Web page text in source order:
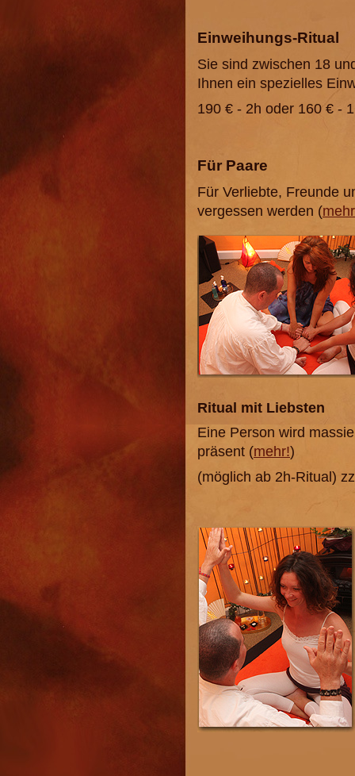
Einweihungs-Ritual
Sie sind zwischen 18
Ihnen ein spezielles
190 € - 2h oder 160 € -
Für Paare
Für Verliebte, Freunde
vergessen werden (
Ritual mit Liebsten
Eine Person wird
präsent (mehr!)
(möglich ab 2h-Ritual)